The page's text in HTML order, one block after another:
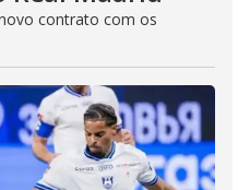
contrato com os